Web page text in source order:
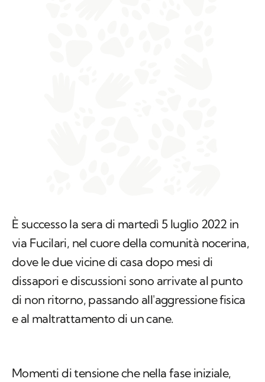
È successo la sera di martedì 5 luglio 2022 in
via Fucilari, nel cuore della comunità nocerina,
dove le due vicine di casa dopo mesi di
dissapori e discussioni sono arrivate al punto
di non ritorno, passando all'aggressione fisica
e al maltrattamento di un cane.
Momenti di tensione che nella fase iniziale,